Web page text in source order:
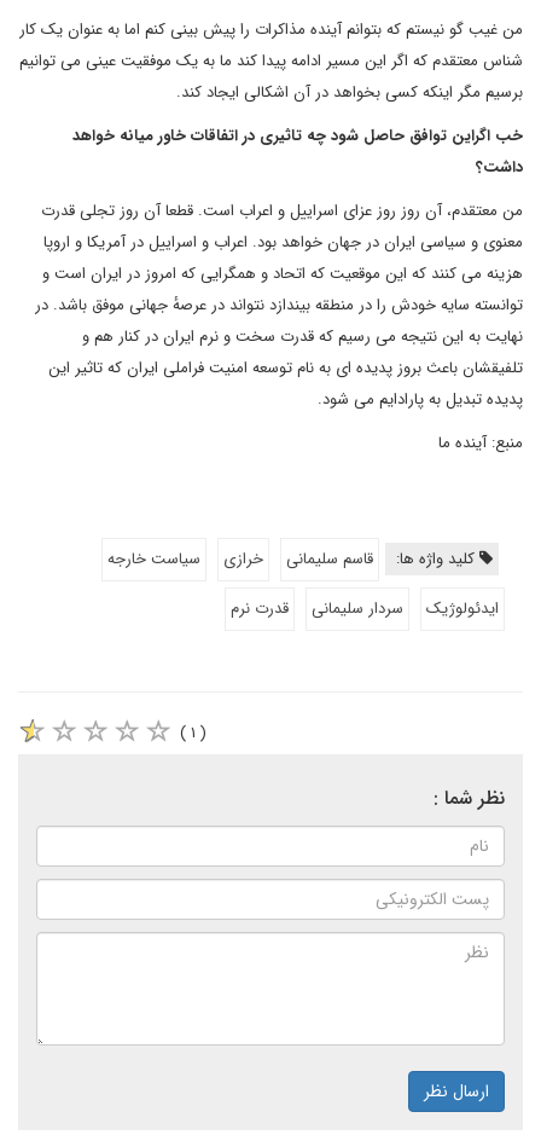
من غیب گو نیستم که بتوانم آینده مذاکرات را پیش بینی کنم اما به عنوان یک کار
شناس معتقدم که اگر این مسیر ادامه پیدا کند ما به یک موفقیت عینی می توانیم
برسیم مگر اینکه کسی بخواهد در آن اشکالی ایجاد کند.
خب اگراین توافق حاصل شود چه تاثیری در اتفاقات خاور میانه خواهد
داشت؟
من معتقدم، آن روز روز عزای اسراییل و اعراب است. قطعا آن روز تجلی قدرت
معنوی و سیاسی ایران در جهان خواهد بود. اعراب و اسراییل در آمریکا و اروپا
هزینه می کنند که این موقعیت که اتحاد و همگرایی که امروز در ایران است و
توانسته سایه خودش را در منطقه بیندازد نتواند در عرصهٔ جهانی موفق باشد. در
نهایت به این نتیجه می رسیم که قدرت سخت و نرم ایران در کنار هم و
تلفیقشان باعث بروز پدیده ای به نام توسعه امنیت فراملی ایران که تاثیر این
پدیده تبدیل به پارادایم می شود.
منبع: آینده ما
کلید واژه ها: قاسم سلیمانی خرازی
سیاست خارجه
ایدئولوژیک
سردار سلیمانی قدرت نرم
( ۱ )
نظر شما :
ارسال نظر